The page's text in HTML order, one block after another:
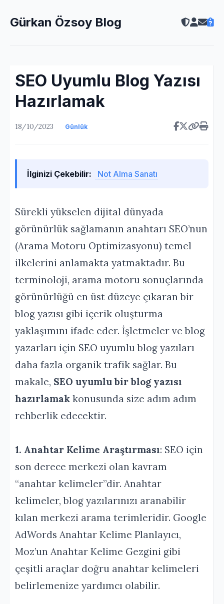
Gürkan Özsoy Blog
SEO Uyumlu Blog Yazısı
Hazırlamak
18/10/2023 Günlük
İlginizi Çekebilir: Not Alma Sanatı
Sürekli yükselen dijital dünyada
görünürlük sağlamanın anahtarı SEO’nun
(Arama Motoru Optimizasyonu) temel
ilkelerini anlamakta yatmaktadır. Bu
terminoloji, arama motoru sonuçlarında
görünürlüğü en üst düzeye çıkaran bir
blog yazısı gibi içerik oluşturma
yaklaşımını ifade eder. İşletmeler ve blog
yazarları için SEO uyumlu blog yazıları
daha fazla organik trafik sağlar. Bu
makale, SEO uyumlu bir blog yazısı
hazırlamak konusunda size adım adım
rehberlik edecektir.
1. Anahtar Kelime Araştırması: SEO için
son derece merkezi olan kavram
“anahtar kelimeler”dir. Anahtar
kelimeler, blog yazılarınızı aranabilir
kılan merkezi arama terimleridir. Google
AdWords Anahtar Kelime Planlayıcı,
Moz’un Anahtar Kelime Gezgini gibi
çeşitli araçlar doğru anahtar kelimeleri
belirlemenize yardımcı olabilir.